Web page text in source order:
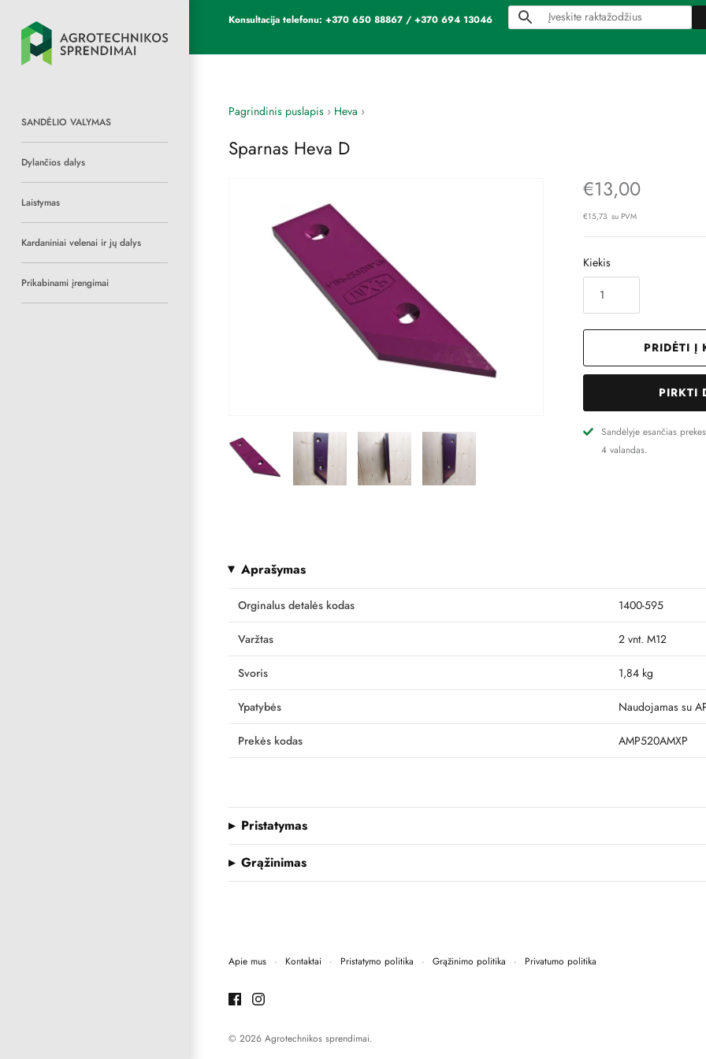
Konsultacija telefonu: +370 650 88867 / +370 694 13046
SANDĖLIO VALYMAS
Dylančios dalys
Laistymas
Kardaniniai velenai ir jų dalys
Prikabinami įrengimai
Pagrindinis puslapis › Heva ›
Sparnas Heva D
€13,00
€15,73 su PVM
Kiekis
PRIDĖTI Į
PIRKTI
Sandėlyje esančias
4 valandas.
Aprašymas
Orginalus detalės kodas 1400-595
Varžtas 2 vnt. M12
Svoris 1,84 kg
Ypatybės Naudojamas su
Prekės kodas AMP520AMXP
Pristatymas
Grąžinimas
Apie mus · Kontaktai · Pristatymo politika · Grąžinimo politika · Privatumo politika
© 2026 Agrotechnikos sprendimai.